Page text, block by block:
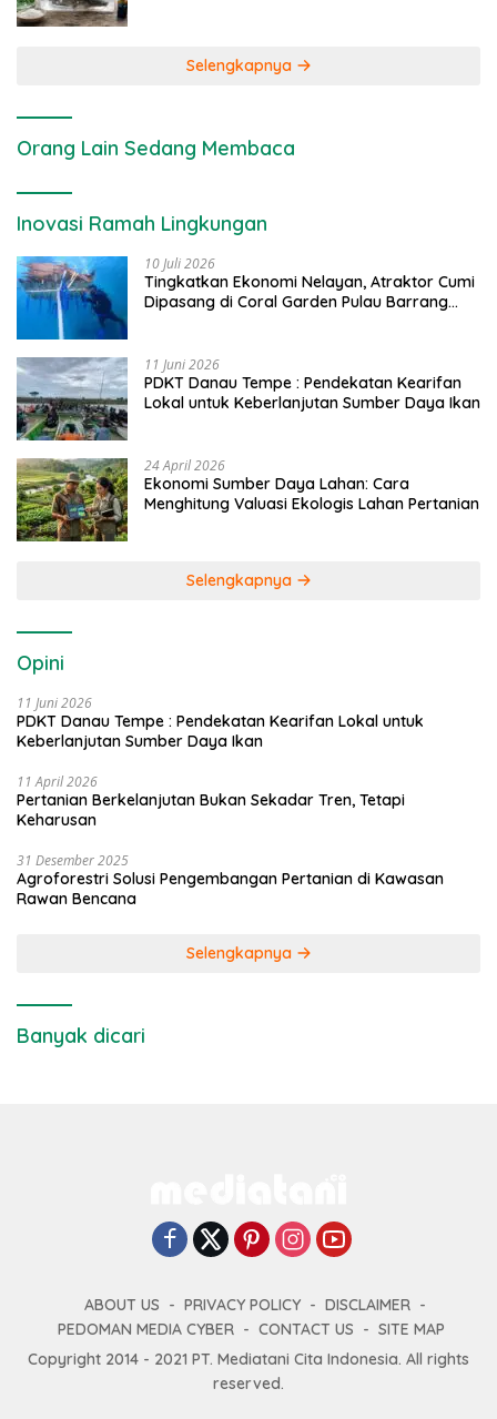
Selengkapnya
Orang Lain Sedang Membaca
Inovasi Ramah Lingkungan
10 Juli 2026
Tingkatkan Ekonomi Nelayan, Atraktor Cumi
Dipasang di Coral Garden Pulau Barrang
11 Juni 2026
PDKT Danau Tempe : Pendekatan Kearifan
Lokal untuk Keberlanjutan Sumber Daya Ikan
24 April 2026
Ekonomi Sumber Daya Lahan: Cara
Menghitung Valuasi Ekologis Lahan Pertanian
Selengkapnya
Opini
11 Juni 2026
PDKT Danau Tempe : Pendekatan Kearifan Lokal untuk
Keberlanjutan Sumber Daya Ikan
11 April 2026
Pertanian Berkelanjutan Bukan Sekadar Tren, Tetapi
Keharusan
31 Desember 2025
Agroforestri Solusi Pengembangan Pertanian di Kawasan
Rawan Bencana
Selengkapnya
Banyak dicari
ABOUT US PRIVACY POLICY
DISCLAIMER
PEDOMAN MEDIA CYBER
CONTACT US
SITE MAP
Copyright 2014 - 2021 PT. Mediatani Cita Indonesia. All rights
reserved.